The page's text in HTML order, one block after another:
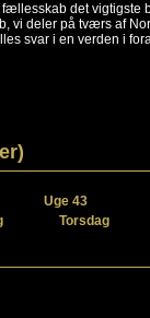
det vigtigste
vi deler på tværs af
svar i en verden i
Uge 43
Torsdag